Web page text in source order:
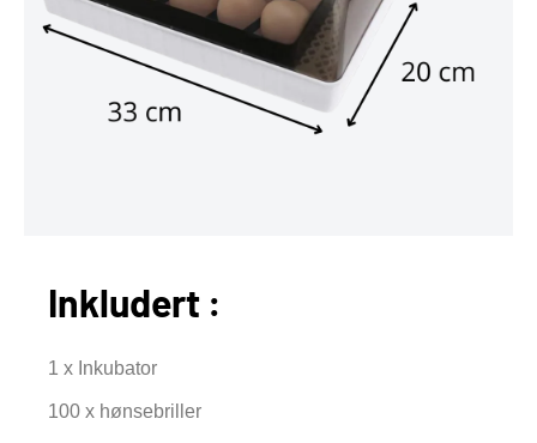
Inkludert :
1 x Inkubator
100 x hønsebriller